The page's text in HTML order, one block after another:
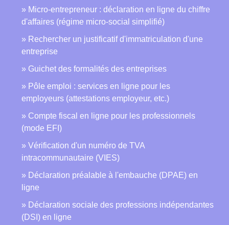
Micro-entrepreneur : déclaration en ligne du chiffre
d'affaires (régime micro-social simplifié)
Rechercher un justificatif d'immatriculation d'une
entreprise
Guichet des formalités des entreprises
Pôle emploi : services en ligne pour les
employeurs (attestations employeur, etc.)
Compte fiscal en ligne pour les professionnels
(mode EFI)
Vérification d'un numéro de TVA
intracommunautaire (VIES)
Déclaration préalable à l'embauche (DPAE) en
ligne
Déclaration sociale des professions indépendantes
(DSI) en ligne